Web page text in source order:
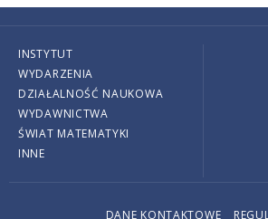
INSTYTUT
WYDARZENIA
DZIAŁALNOŚĆ NAUKOWA
WYDAWNICTWA
ŚWIAT MATEMATYKI
INNE
DANE KONTAKTOWE